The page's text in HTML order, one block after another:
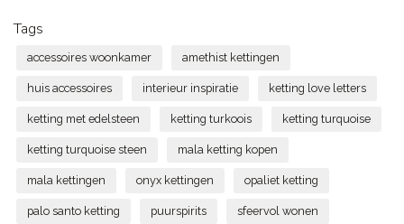
Tags
accessoires woonkamer amethist kettingen
huis accessoires interieur inspiratie ketting love letters
ketting met edelsteen ketting turkoois ketting turquoise
ketting turquoise steen mala ketting kopen
mala kettingen onyx kettingen opaliet ketting
palo santo ketting puurspirits sfeervol wonen